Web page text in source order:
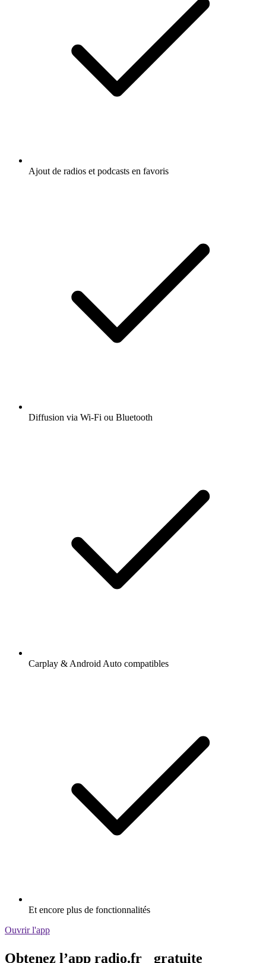
Ajout de radios et podcasts en favoris
Diffusion via Wi-Fi ou Bluetooth
Carplay & Android Auto compatibles
Et encore plus de fonctionnalités
Ouvrir l'app
Obtenez l’app radio.fr gratuite